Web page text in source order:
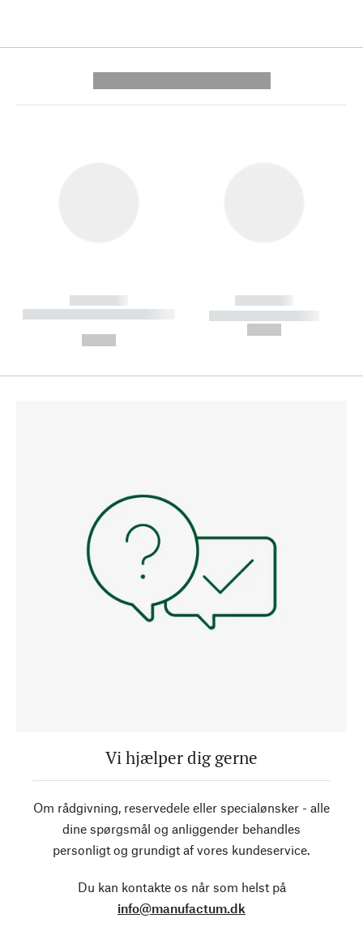
------------
----------- ----------- --------
------------
----------- -----------
Vi hjælper dig gerne
Om rådgivning, reservedele eller specialønsker - alle
dine spørgsmål og anliggender behandles
personligt og grundigt af vores kundeservice.
Du kan kontakte os når som helst på
info@manufactum.dk